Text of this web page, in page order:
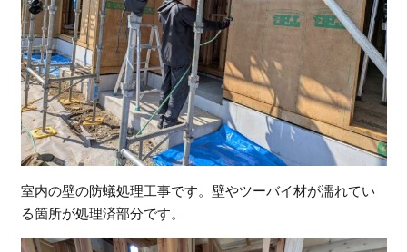
室内の壁の防蟻処理工事です。壁やツーバイ材が濡れてい
る箇所が処理済部分です。